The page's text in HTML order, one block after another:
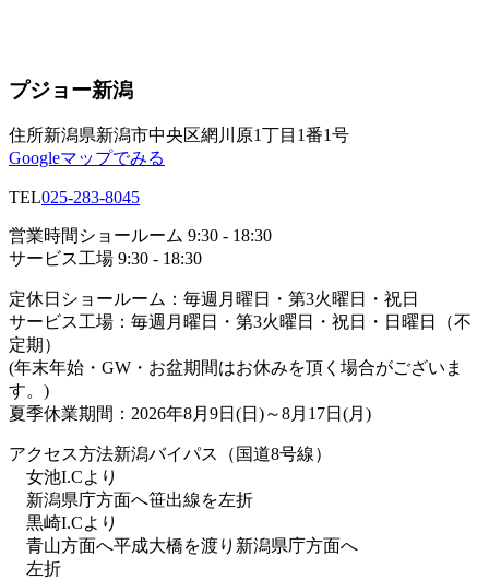
プジョー新潟
住所新潟県新潟市中央区網川原1丁目1番1号
Googleマップでみる
TEL025-283-8045
営業時間 ショールーム 9:30 - 18:30
サービス工場 9:30 - 18:30
定休日 ショールーム：毎週月曜日・第3火曜日・祝日
サービス工場：毎週月曜日・第3火曜日・祝日・日曜日（不
定期）
(年末年始・GW・お盆期間はお休みを頂く場合がございま
す。)
夏季休業期間：2026年8月9日(日)～8月17日(月)
アクセス方法新潟バイパス（国道8号線）
女池I.Cより
新潟県庁方面へ笹出線を左折
黒崎I.Cより
青山方面へ平成大橋を渡り新潟県庁方面へ
左折